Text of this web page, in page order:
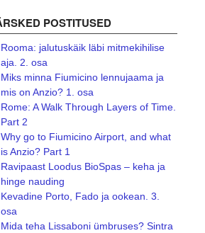
POSTITUSED
Rooma: jalutuskäik läbi mitmekihilise
aja. 2. osa
Miks minna Fiumicino lennujaama ja
mis on Anzio? 1. osa
Rome: A Walk Through Layers of Time.
Part 2
Why go to Fiumicino Airport, and what
is Anzio? Part 1
Ravipaast Loodus BioSpas – keha ja
hinge nauding
Kevadine Porto, Fado ja ookean. 3.
osa
Mida teha Lissaboni ümbruses? Sintra